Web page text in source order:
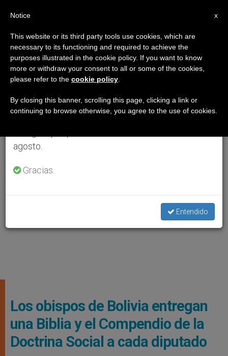
Los obispos de Bolivia entregan
una Biblia y el Compendio de la
Doctrina Social a cada diputado
×
Aviso importante
Del 27 de julio al 7 de agosto haremos la pausa
anual, aprovechando que en el periodo de verano
se generan menos informaciones y también el
agosto.
Gracias.
Entendido
x
Notice
This website or its third party tools use cookies, which are
necessary to its functioning and required to achieve the
purposes illustrated in the cookie policy. If you want to know
more or withdraw your consent to all or some of the cookies,
please refer to the cookie policy
By closing this banner, scrolling this page, clicking a link or
continuing to browse otherwise, you agree to the use of cookies.